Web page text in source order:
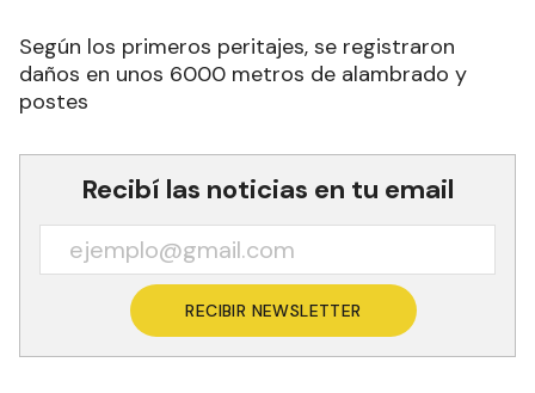
Según los primeros peritajes, se registraron
daños en unos 6000 metros de alambrado y
postes
Recibí las noticias en tu email
RECIBIR NEWSLETTER